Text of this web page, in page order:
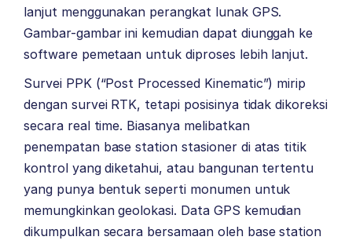
lanjut menggunakan perangkat lunak GPS.
Gambar-gambar ini kemudian dapat diunggah ke
software pemetaan untuk diproses lebih lanjut.
Survei PPK (“Post Processed Kinematic”) mirip
dengan survei RTK, tetapi posisinya tidak dikoreksi
secara real time. Biasanya melibatkan
penempatan base station stasioner di atas titik
kontrol yang diketahui, atau bangunan tertentu
yang punya bentuk seperti monumen untuk
memungkinkan geolokasi. Data GPS kemudian
dikumpulkan secara bersamaan oleh base station